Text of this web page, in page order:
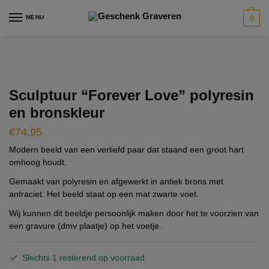
MENU 0
Sculptuur “Forever Love” polyresin
en bronskleur
€74.95
Modern beeld van een verliefd paar dat staand een groot hart
omhoog houdt.
Gemaakt van polyresin en afgewerkt in antiek brons met
antraciet. Het beeld staat op een mat zwarte voet.
Wij kunnen dit beeldje persoonlijk maken door het te voorzien van
een gravure (dmv plaatje) op het voetje.
Slechts 1 resterend op voorraad